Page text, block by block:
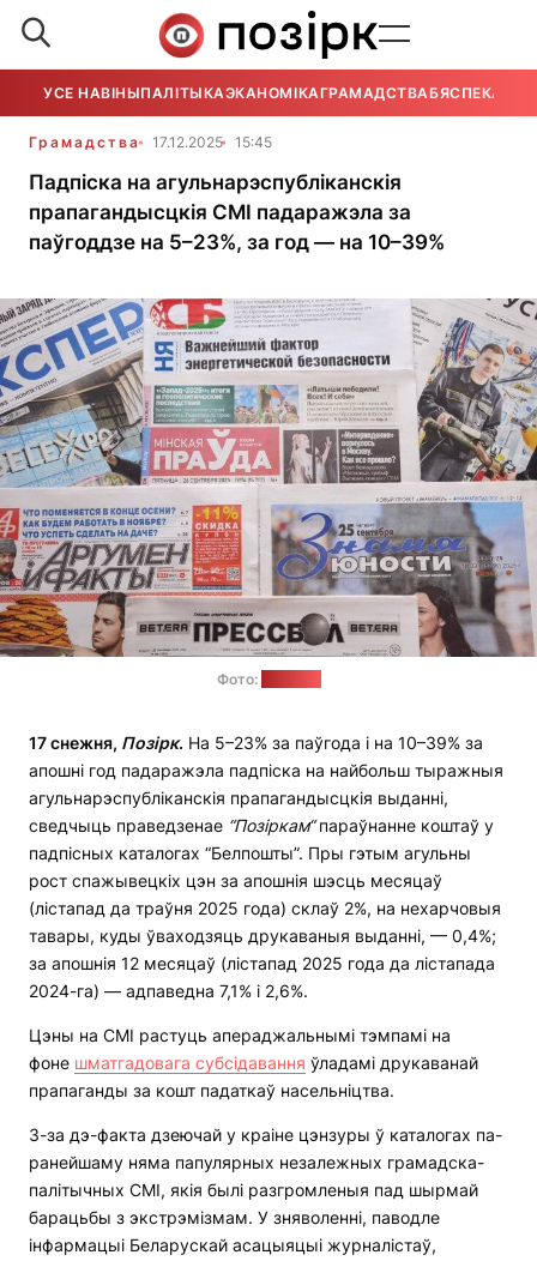
УСЕ НАВІНЫПАЛІТЫКАЭКАНОМІКАГРАМАДСТВАБЯСПЕКА
Грамадства 17.12.2025 15:45
Падпіска на агульнарэспубліканскія
прапагандысцкія СМІ падаражэла за
паўгоддзе на 5–23%, за год — на 10–39%
Фото:
17 снежня, Позірк. На 5–23% за паўгода і на 10–39% за
апошні год падаражэла падпіска на найбольш тыражныя
агульнарэспубліканскія прапагандысцкія выданні,
сведчыць праведзенае “Позіркам“параўнанне коштаў у
падпісных каталогах “Белпошты”. Пры гэтым агульны
рост спажывецкіх цэн за апошнія шэсць месяцаў
(лістапад да траўня 2025 года) склаў 2%, на нехарчовыя
тавары, куды ўваходзяць друкаваныя выданні, — 0,4%;
за апошнія 12 месяцаў (лістапад 2025 года да лістапада
2024-га) — адпаведна 7,1% і 2,6%.
Цэны на СМІ растуць апераджальнымі тэмпамі на
фоне шматгадовага субсідавання ўладамі друкаванай
прапаганды за кошт падаткаў насельніцтва.
З-за дэ-факта дзеючай у краіне цэнзуры ў каталогах па-
ранейшаму няма папулярных незалежных грамадска-
палітычных СМІ, якія былі разгромленыя пад шырмай
барацьбы з экстрэмізмам. У зняволенні, паводле
інфармацыі Беларускай асацыяцыі журналістаў,